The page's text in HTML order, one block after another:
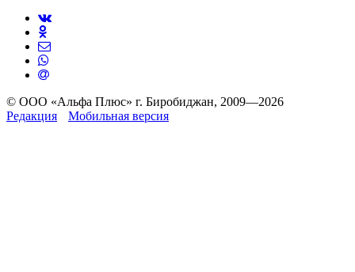
© ООО «Альфа Плюс» г. Биробиджан, 2009—2026
Редакция
Мобильная версия